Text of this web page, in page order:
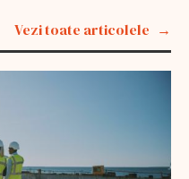
Vezi toate articolele